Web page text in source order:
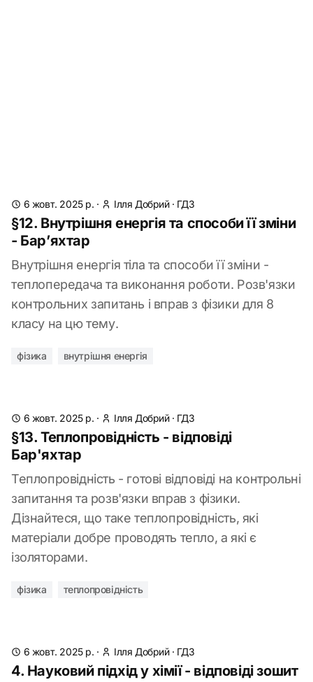
6 жовт. 2025 р. · Ілля Добрий· ГДЗ
§12. Внутрішня енергія та способи її зміни
- Бар’яхтар
Внутрішня енергія тіла та способи її зміни -
теплопередача та виконання роботи. Розв'язки
контрольних запитань і вправ з фізики для 8
класу на цю тему.
фізика внутрішня енергія
6 жовт. 2025 р. · Ілля Добрий· ГДЗ
§13. Теплопровідність - відповіді
Бар'яхтар
Теплопровідність - готові відповіді на контрольні
запитання та розв'язки вправ з фізики.
Дізнайтеся, що таке теплопровідність, які
матеріали добре проводять тепло, а які є
ізоляторами.
фізика теплопровідність
6 жовт. 2025 р. · Ілля Добрий· ГДЗ
4. Науковий підхід у хімії - відповіді зошит